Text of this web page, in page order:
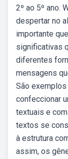
2º ao 5º ano.
despertar no
importante
significativas
diferentes
mensagens
São
confeccionar
textuais e
textos se
à estrutura
assim, os